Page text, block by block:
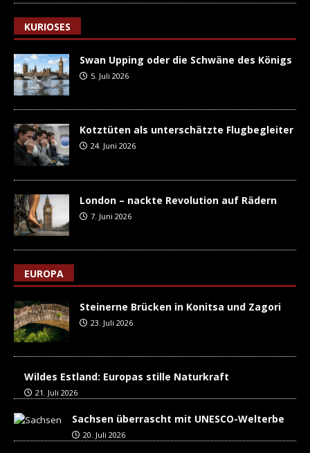
KURIOSES
Swan Upping oder die Schwäne des Königs
5. Juli 2026
Kotztüten als unterschätzte Flugbegleiter
24. Juni 2026
London – nackte Revolution auf Rädern
7. Juni 2026
EUROPA
Steinerne Brücken in Konitsa und Zagori
23. Juli 2026
Wildes Estland: Europas stille Naturkraft
21. Juli 2026
Sachsen überrascht mit UNESCO-Welterbe
20. Juli 2026